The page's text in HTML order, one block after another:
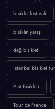
bisiklet festivali
bisiklet yarışı
dağ bisikleti
istanbul bisiklet
Pist Bisikleti
Tour de France